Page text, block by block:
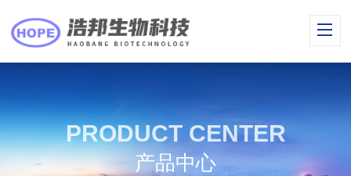
PRODUCT CENTER
产品中心